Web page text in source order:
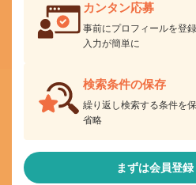
カンタン応募
事前にプロフィールを登
入力が簡単に
検索条件の保存
繰り返し検索する条件を
省略
まずは会員登録